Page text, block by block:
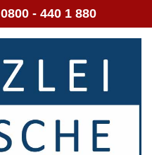
0800 - 440 1 880